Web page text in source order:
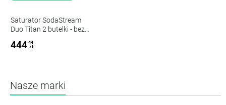
Saturator SodaStream
Duo Titan 2 butelki - bez
SodaStream do
444 44
zł
Nasze marki